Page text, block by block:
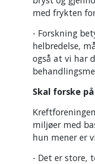
med frykten
- Forskning
helbredelse,
også at vi har
Skal forske
miljøer med
hun mener er
- Det er store,